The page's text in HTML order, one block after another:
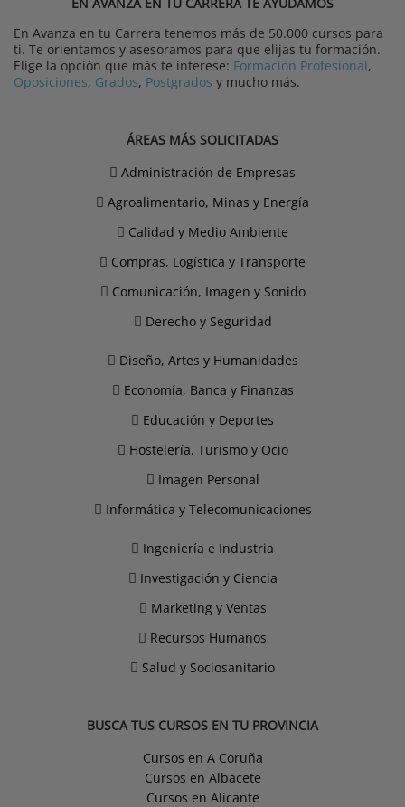
En Avanza en tu Carrera tenemos más de 50.000 cursos para
ti. Te orientamos y asesoramos para que elijas tu formación.
Elige la opción que más te interese: Formación Profesional,
Oposiciones, Grados, Postgrados y mucho más.
ÁREAS MÁS SOLICITADAS
Administración de Empresas
Agroalimentario, Minas y Energía
Calidad y Medio Ambiente
Compras, Logística y Transporte
Comunicación, Imagen y Sonido
Derecho y Seguridad
Diseño, Artes y Humanidades
Economía, Banca y Finanzas
Educación y Deportes
Hostelería, Turismo y Ocio
Imagen Personal
Informática y Telecomunicaciones
Ingeniería e Industria
Investigación y Ciencia
Marketing y Ventas
Recursos Humanos
Salud y Sociosanitario
BUSCA TUS CURSOS EN TU PROVINCIA
Cursos en A Coruña
Cursos en Albacete
Cursos en Alicante